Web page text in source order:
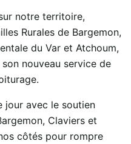
notre territoire,
Rurales de Bargemon,
du Var et Atchoum,
nouveau service de
jour avec le soutien
Claviers et
côtés pour rompre